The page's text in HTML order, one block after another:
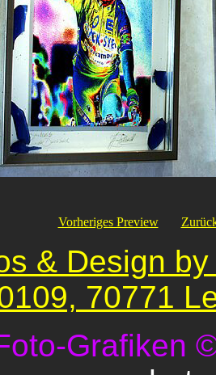
Vorheriges Preview
& Design
70771
Grafiken